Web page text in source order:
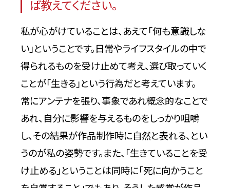
ば教えてください。
私が心がけていることは、あえて「何も意識しな
い」ということです。日常やライフスタイルの中で
得られるものを受け止めて考え、選び取っていく
ことが「生きる」という行為だと考えています。
常にアンテナを張り、事象であれ概念的なことで
あれ、自分に影響を与えるものをしっかり咀嚼
し、その結果が作品制作時に自然と表れる、とい
うのが私の姿勢です。また、「生きていることを受
け止める」ということは同時に「死に向かうこと